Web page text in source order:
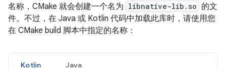
名称，CMake 就会创建一个名为 libnative-lib.so 的文
件。不过，在 Java 或 Kotlin 代码中加载此库时，请使用您
在 CMake build 脚本中指定的名称：
Kotlin Java